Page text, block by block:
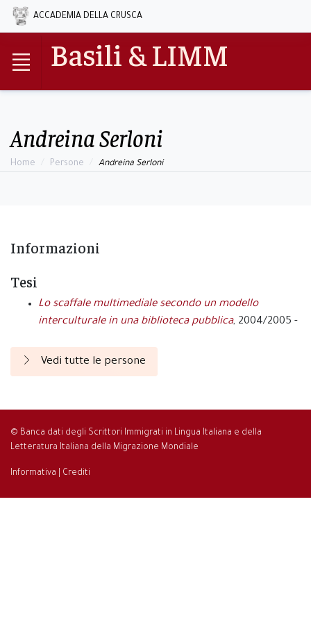
ACCADEMIA DELLA CRUSCA
Basili & LIMM
Andreina Serloni
Home Persone Andreina Serloni
Informazioni
Tesi
Lo scaffale multimediale secondo un modello
interculturale in una biblioteca pubblica, 2004/2005 -
Vedi tutte le persone
© Banca dati degli Scrittori Immigrati in Lingua Italiana e della
Letteratura Italiana della Migrazione Mondiale
Informativa Crediti